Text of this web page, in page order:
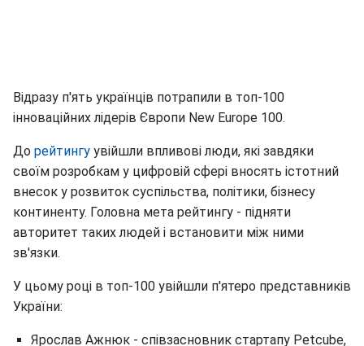
Відразу п'ять українців потрапили в топ-100
інноваційних лідерів Європи New Europe 100.
До рейтингу увійшли впливові люди, які завдяки
своїм розробкам у цифровій сфері вносять істотний
внесок у розвиток суспільства, політики, бізнесу
континенту. Головна мета рейтингу - підняти
авторитет таких людей і встановити між ними
зв'язки.
У цьому році в топ-100 увійшли п'ятеро представників
України:
Ярослав Ажнюк - співзасновник стартапу Petcube,